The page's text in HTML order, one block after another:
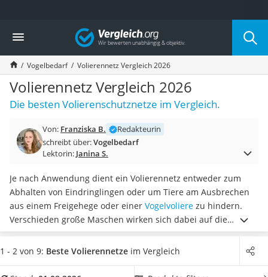
Die beliebtesten Vergleiche nach Kategorie
Drogerie
Inhalator
Haarschneider
Rollator
Braun Rasierer
Katzenklappe (Chip)
Masturbator
Massagepistole
Reisehaartrockner
Eiweißpulver
Magnesiumpräparat
Katzenklappe
Nackenmassagegerät
Zeckenschutz Katze
Philips-Sonicare-Zahnbürste
Vergleich
Vogelbedarf Volierennetz Vergleich 2026
Volierennetz Vergleich 2026
Die besten Volierenschutznetze im Vergleich.
Von: Franziska B.
Redakteurin
schreibt über:Vogelbedarf
Lektorin: Janina S.
Je nach Anwendung dient ein Volierennetz entweder zum
Abhalten von Eindringlingen oder um Tiere am Ausbrechen
aus einem Freigehege oder einer Vogelvoliere zu hindern.
Verschieden große Maschen wirken sich dabei auf die
entsprechende Eignung des Netzes aus. Tests im Internet
zeigen aber auch, dass das Material die spätere Eignung
auchauf die Reiß- und Bissfestigkeit aus.Wählen Sie jetzt
1 - 2 von 9: Beste Volierennetze im Vergleich